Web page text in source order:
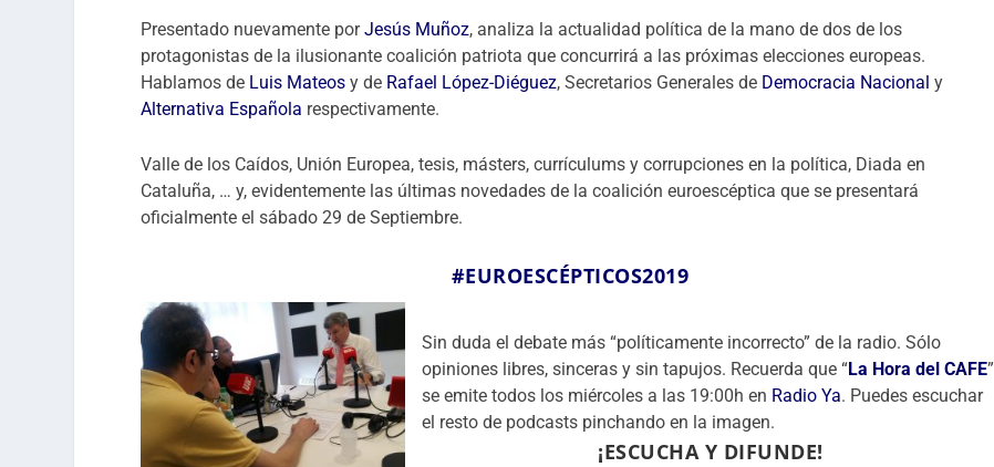
Presentado nuevamente porJesús Muñoz, analiza la actualidad política de la mano de dos de los
protagonistas de la ilusionante coalición patriota que concurrirá a las próximas elecciones europeas.
Hablamos de Luis Mateos y de Rafael López-Diéguez, Secretarios Generales de Democracia Nacional y
Alternativa Española respectivamente.
Valle de los Caídos, Unión Europea, tesis, másters, currículums y corrupciones en la política, Diada en
Cataluña, … y, evidentemente las últimas novedades de la coalición euroescéptica que se presentará
oficialmente el sábado 29 de Septiembre.
#EUROESCÉPTICOS2019
Sin duda el debate más “políticamente incorrecto” de la radio. Sólo
opiniones libres, sinceras y sin tapujos. Recuerda que “La Hora del CAFE”
se emite todos los miércoles a las 19:00h en Radio Ya. Puedes escuchar
el resto de podcasts pinchando en la imagen.
¡ESCUCHA Y DIFUNDE!